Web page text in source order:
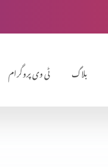
ٹی وی پروگرام بلاگ